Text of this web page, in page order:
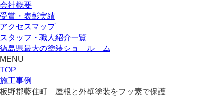
会社概要
受賞・表彰実績
アクセスマップ
スタッフ・職人紹介一覧
徳島県最大の塗装ショールーム
MENU
TOP
施工事例
板野郡藍住町 屋根と外壁塗装をフッ素で保護